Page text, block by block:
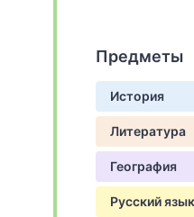
Предметы
История
Литература
География
Русский язык